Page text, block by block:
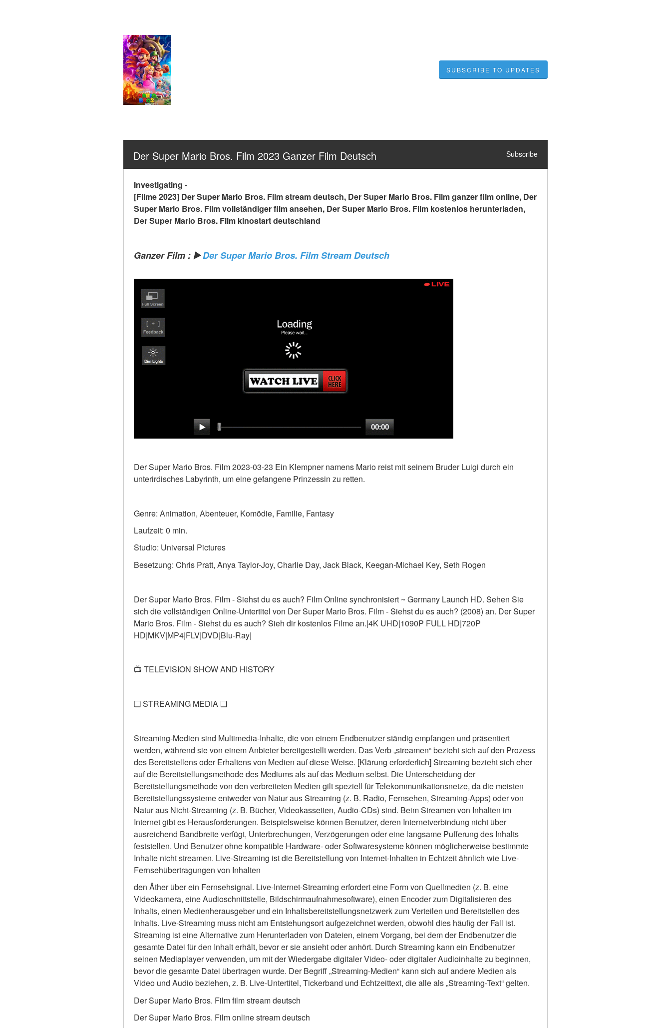
SUBSCRIBE TO UPDATES
Der Super Mario Bros. Film 2023 Ganzer Film Deutsch Subscribe
Investigating -
[Filme 2023] Der Super Mario Bros. Film stream deutsch, Der Super Mario Bros. Film ganzer film online, Der
Super Mario Bros. Film vollständiger film ansehen, Der Super Mario Bros. Film kostenlos herunterladen,
Der Super Mario Bros. Film kinostart deutschland
Ganzer Film : ▶️ Der Super Mario Bros. Film Stream Deutsch
Der Super Mario Bros. Film 2023-03-23 Ein Klempner namens Mario reist mit seinem Bruder Luigi durch ein
unterirdisches Labyrinth, um eine gefangene Prinzessin zu retten.
Genre: Animation, Abenteuer, Komödie, Familie, Fantasy
Laufzeit: 0 min.
Studio: Universal Pictures
Besetzung: Chris Pratt, Anya Taylor-Joy, Charlie Day, Jack Black, Keegan-Michael Key, Seth Rogen
Der Super Mario Bros. Film - Siehst du es auch? Film Online synchronisiert ~ Germany Launch HD. Sehen Sie
sich die vollständigen Online-Untertitel von Der Super Mario Bros. Film - Siehst du es auch? (2008) an. Der Super
Mario Bros. Film - Siehst du es auch? Sieh dir kostenlos Filme an.|4K UHD|1090P FULL HD|720P
HD|MKV|MP4|FLV|DVD|Blu-Ray|
📺 TELEVISION SHOW AND HISTORY
❏ STREAMING MEDIA ❏
Streaming-Medien sind Multimedia-Inhalte, die von einem Endbenutzer ständig empfangen und präsentiert
werden, während sie von einem Anbieter bereitgestellt werden. Das Verb „streamen“ bezieht sich auf den Prozess
des Bereitstellens oder Erhaltens von Medien auf diese Weise. [Klärung erforderlich] Streaming bezieht sich eher
auf die Bereitstellungsmethode des Mediums als auf das Medium selbst. Die Unterscheidung der
Bereitstellungsmethode von den verbreiteten Medien gilt speziell für Telekommunikationsnetze, da die meisten
Bereitstellungssysteme entweder von Natur aus Streaming (z. B. Radio, Fernsehen, Streaming-Apps) oder von
Natur aus Nicht-Streaming (z. B. Bücher, Videokassetten, Audio-CDs) sind. Beim Streamen von Inhalten im
Internet gibt es Herausforderungen. Beispielsweise können Benutzer, deren Internetverbindung nicht über
ausreichend Bandbreite verfügt, Unterbrechungen, Verzögerungen oder eine langsame Pufferung des Inhalts
feststellen. Und Benutzer ohne kompatible Hardware- oder Softwaresysteme können möglicherweise bestimmte
Inhalte nicht streamen. Live-Streaming ist die Bereitstellung von Internet-Inhalten in Echtzeit ähnlich wie Live-
Fernsehübertragungen von Inhalten
den Äther über ein Fernsehsignal. Live-Internet-Streaming erfordert eine Form von Quellmedien (z. B. eine
Videokamera, eine Audioschnittstelle, Bildschirmaufnahmesoftware), einen Encoder zum Digitalisieren des
Inhalts, einen Medienherausgeber und ein Inhaltsbereitstellungsnetzwerk zum Verteilen und Bereitstellen des
Inhalts. Live-Streaming muss nicht am Entstehungsort aufgezeichnet werden, obwohl dies häufig der Fall ist.
Streaming ist eine Alternative zum Herunterladen von Dateien, einem Vorgang, bei dem der Endbenutzer die
gesamte Datei für den Inhalt erhält, bevor er sie ansieht oder anhört. Durch Streaming kann ein Endbenutzer
seinen Mediaplayer verwenden, um mit der Wiedergabe digitaler Video- oder digitaler Audioinhalte zu beginnen,
bevor die gesamte Datei übertragen wurde. Der Begriff „Streaming-Medien“ kann sich auf andere Medien als
Video und Audio beziehen, z. B. Live-Untertitel, Tickerband und Echtzeittext, die alle als „Streaming-Text“ gelten.
Der Super Mario Bros. Film film stream deutsch
Der Super Mario Bros. Film online stream deutsch